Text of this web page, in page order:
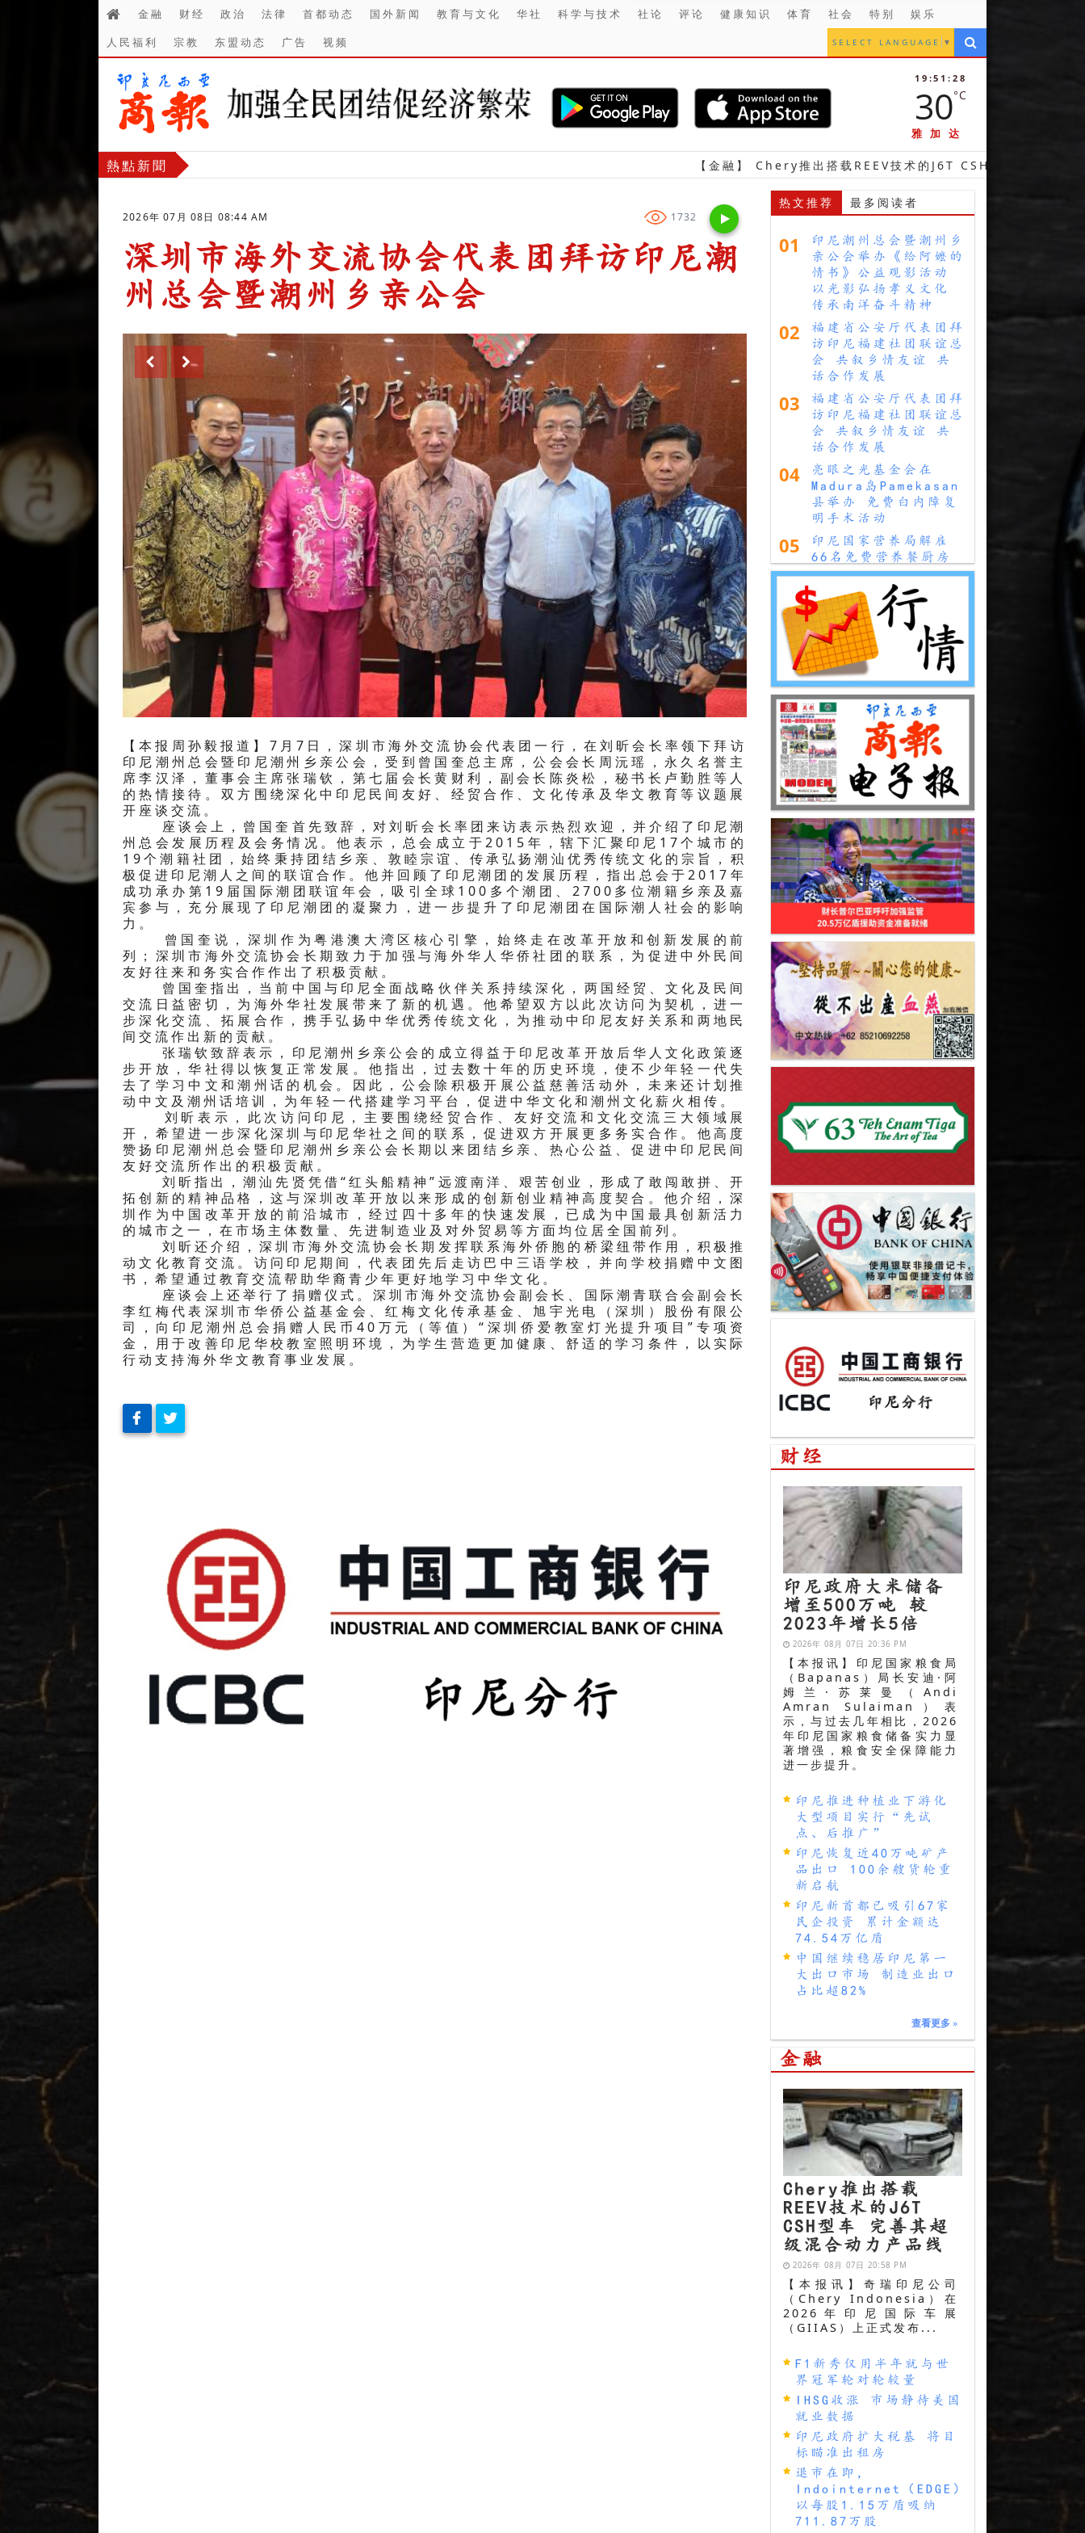
金融 财经 政治 法律 首都动态 国外新闻 教育与文化 华社 科学与技术 社论 评论 健康知识 体育 社会 特别
娱乐
人民福利
宗教 东盟动态 广告 视频 SELECT LANGUAGE ▼
19:51:30
30°C
雅加达
熱點新聞 【金融】 Chery推出搭载REEV技术的J6T CSH型车 完善其超级混合动力产
2026年 07月 08日 08:44 AM 1732
深圳市海外交流协会代表团拜访印尼潮
州总会暨潮州乡亲公会
【本报周孙毅报道】7月7日，深圳市海外交流协会代表团一行，在刘昕会长率领下拜访
印尼潮州总会暨印尼潮州乡亲公会，受到曾国奎总主席，公会会长周沅瑶，永久名誉主
席李汉泽，董事会主席张瑞钦，第七届会长黄财利，副会长陈炎松，秘书长卢勤胜等人
的热情接待。双方围绕深化中印尼民间友好、经贸合作、文化传承及华文教育等议题展
开座谈交流。
座谈会上，曾国奎首先致辞，对刘昕会长率团来访表示热烈欢迎，并介绍了印尼潮
州总会发展历程及会务情况。他表示，总会成立于2015年，辖下汇聚印尼17个城市的
19个潮籍社团，始终秉持团结乡亲、敦睦宗谊、传承弘扬潮汕优秀传统文化的宗旨，积
极促进印尼潮人之间的联谊合作。他并回顾了印尼潮团的发展历程，指出总会于2017年
成功承办第19届国际潮团联谊年会，吸引全球100多个潮团、2700多位潮籍乡亲及嘉
宾参与，充分展现了印尼潮团的凝聚力，进一步提升了印尼潮团在国际潮人社会的影响
力。
曾国奎说，深圳作为粤港澳大湾区核心引擎，始终走在改革开放和创新发展的前
列；深圳市海外交流协会长期致力于加强与海外华人华侨社团的联系，为促进中外民间
友好往来和务实合作作出了积极贡献。
曾国奎指出，当前中国与印尼全面战略伙伴关系持续深化，两国经贸、文化及民间
交流日益密切，为海外华社发展带来了新的机遇。他希望双方以此次访问为契机，进一
步深化交流、拓展合作，携手弘扬中华优秀传统文化，为推动中印尼友好关系和两地民
间交流作出新的贡献。
张瑞钦致辞表示，印尼潮州乡亲公会的成立得益于印尼改革开放后华人文化政策逐
步开放，华社得以恢复正常发展。他指出，过去数十年的历史环境，使不少年轻一代失
去了学习中文和潮州话的机会。因此，公会除积极开展公益慈善活动外，未来还计划推
动中文及潮州话培训，为年轻一代搭建学习平台，促进中华文化和潮州文化薪火相传。
刘昕表示，此次访问印尼，主要围绕经贸合作、友好交流和文化交流三大领域展
开，希望进一步深化深圳与印尼华社之间的联系，促进双方开展更多务实合作。他高度
赞扬印尼潮州总会暨印尼潮州乡亲公会长期以来团结乡亲、热心公益、促进中印尼民间
友好交流所作出的积极贡献。
刘昕指出，潮汕先贤凭借“红头船精神”远渡南洋、艰苦创业，形成了敢闯敢拼、开
拓创新的精神品格，这与深圳改革开放以来形成的创新创业精神高度契合。他介绍，深
圳作为中国改革开放的前沿城市，经过四十多年的快速发展，已成为中国最具创新活力
的城市之一，在市场主体数量、先进制造业及对外贸易等方面均位居全国前列。
刘昕还介绍，深圳市海外交流协会长期发挥联系海外侨胞的桥梁纽带作用，积极推
动文化教育交流。访问印尼期间，代表团先后走访巴中三语学校，并向学校捐赠中文图
书，希望通过教育交流帮助华裔青少年更好地学习中华文化。
座谈会上还举行了捐赠仪式。深圳市海外交流协会副会长、国际潮青联合会副会长
李红梅代表深圳市华侨公益基金会、红梅文化传承基金、旭宇光电（深圳）股份有限公
司，向印尼潮州总会捐赠人民币40万元（等值）“深圳侨爱教室灯光提升项目”专项资
金，用于改善印尼华校教室照明环境，为学生营造更加健康、舒适的学习条件，以实际
行动支持海外华文教育事业发展。
热文推荐 最多阅读者
01
印尼潮州总会暨潮州乡
亲公会举办《给阿嬷的
情书》公益观影活动
以光影弘扬孝义文化
传承南洋奋斗精神
02
福建省公安厅代表团拜
访印尼福建社团联谊总
会 共叙乡情友谊 共
话合作发展
03
福建省公安厅代表团拜
访印尼福建社团联谊总
会 共叙乡情友谊 共
话合作发展
04
亮眼之光基金会在
Madura岛Pamekasan
县举办 免费白内障复
明手术活动
05
印尼国家营养局解雇
66名免费营养餐厨房
负责人
财经
印尼政府大米储备
增至500万吨 较
2023年增长5倍
2026年 08月 07日 20:36 PM
【本报讯】印尼国家粮食局
（Bapanas）局长安迪·阿
姆兰·苏莱曼（Andi
Amran Sulaiman）表
示，与过去几年相比，2026
年印尼国家粮食储备实力显
著增强，粮食安全保障能力
进一步提升。
印尼推进种植业下游化
大型项目实行“先试
点、后推广”
印尼恢复近40万吨矿产
品出口 100余艘货轮重
新启航
印尼新首都已吸引67家
民企投资 累计金额达
74.54万亿盾
中国继续稳居印尼第一
大出口市场 制造业出口
占比超82%
查看更多 »
金融
Chery推出搭载
REEV技术的J6T
CSH型车 完善其超
级混合动力产品线
2026年 08月 07日 20:58 PM
【本报讯】奇瑞印尼公司
（Chery Indonesia）在
2026年印尼国际车展
（GIIAS）上正式发布...
F1新秀仅用半年就与世
界冠军轮对轮较量
IHSG收涨 市场静待美国
就业数据
印尼政府扩大税基 将目
标瞄准出租房
退市在即，
Indointernet（EDGE）
以每股1.15万盾吸纳
711.87万股